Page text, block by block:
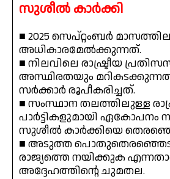
സുശീൽ കാർക്കി
■ 2025 സെപ്റ്റംബർ
അധികാരമേൽക്കുന്നത്.
■ നിലവിലെ രാഷ്ട്രീയ
അസ്ഥിരതയും
സർക്കാർ രൂപീകരിച്ചത്.
■ സംസ്ഥാന തലത്തിലുള്ള
പാർട്ടികളുമായി ഏകോപനം
സുശീൽ കാർക്കിയെ
■ അടുത്ത
രാജ്യത്തെ നയിക്കുക
അദ്ദേഹത്തിന്റെ ചുമതല.